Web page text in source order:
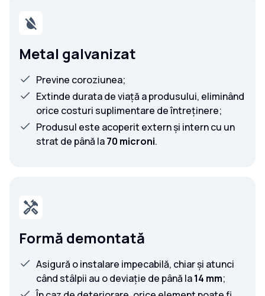
Metal galvanizat
Previne coroziunea;
Extinde durata de viață a produsului, eliminând
orice costuri suplimentare de întreținere;
Produsul este acoperit extern și intern cu un
strat de până la70 microni.
Formă demontată
Asigură o instalare impecabilă, chiar și atunci
când stâlpii au o deviație de până la14 mm;